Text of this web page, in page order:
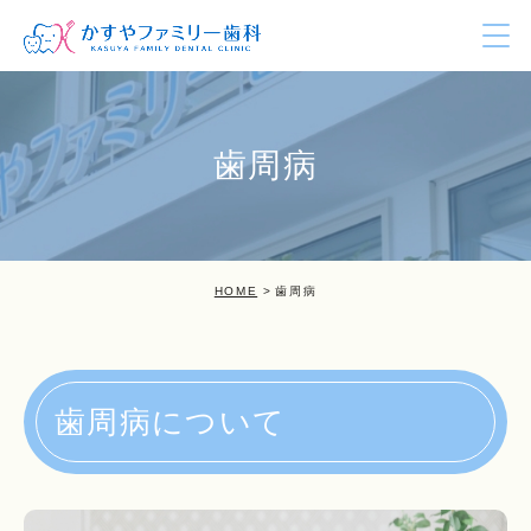
歯周病
HOME 歯周病
歯周病について